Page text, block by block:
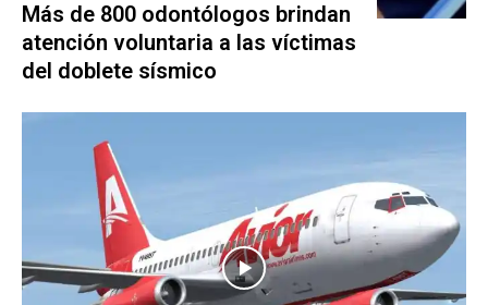
Más de 800 odontólogos brindan
atención voluntaria a las víctimas
del doblete sísmico